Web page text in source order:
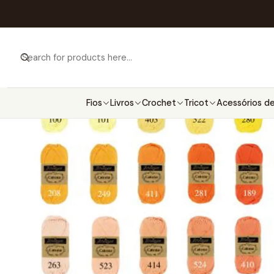
Fios Livros Crochet Tricot Acessórios